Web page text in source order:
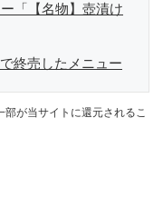
「【名物】壺漬け
終売したメニュー
が当サイトに還元されるこ